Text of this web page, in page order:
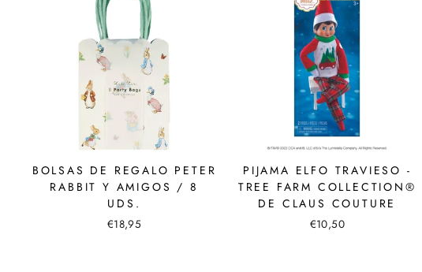
BOLSAS DE REGALO PETER
RABBIT Y AMIGOS / 8
UDS.
€18,95
PIJAMA ELFO TRAVIESO -
TREE FARM COLLECTION®
DE CLAUS COUTURE
€10,50